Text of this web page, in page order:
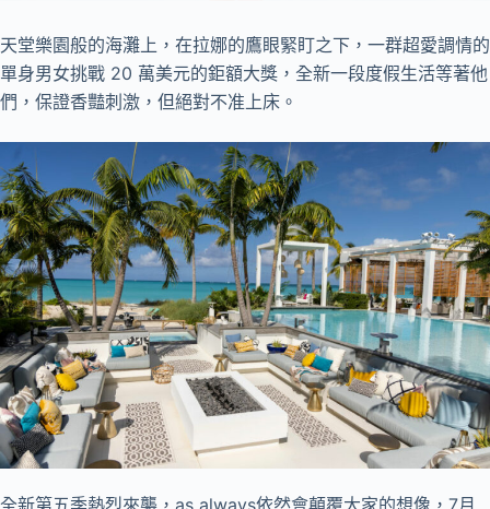
天堂樂園般的海灘上，在拉娜的鷹眼緊盯之下，一群超愛調情的
單身男女挑戰 20 萬美元的鉅額大獎，全新一段度假生活等著他
們，保證香豔刺激，但絕對不准上床。
全新第五季熱烈來襲，as always依然會顛覆大家的想像，7月